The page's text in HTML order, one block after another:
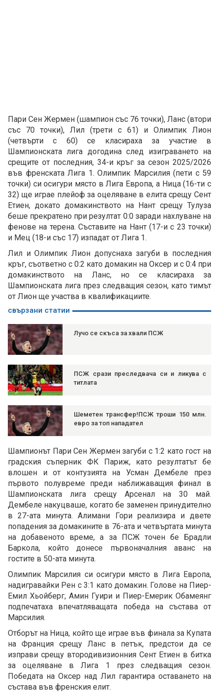
Пари Сен Жермен (шампион със 76 точки), Ланс (втори
със 70 точки), Лил (трети с 61) и Олимпик Лион
(четвърти с 60) се класираха за участие в
Шампионската лига догодина след изиграването на
срещите от последния, 34-и кръг за сезон 2025/2026
във френската Лига 1. Олимпик Марсилия (пети с 59
точки) си осигури място в Лига Европа, а Ница (16-ти с
32) ще играе плейоф за оцеляване в елита срещу Сент
Етиен, докато домакинството на Нант срещу Тулуза
беше прекратено при резултат 0:0 заради нахлуване на
фенове на терена. Съставите на Нант (17-и с 23 точки)
и Мец (18-и със 17) изпадат от Лига 1.
Лил и Олимпик Лион допуснаха загуби в последния
кръг, съответно с 0:2 като домакин на Оксер и с 0:4 при
домакинството на Ланс, но се класираха за
Шампионската лига през следващия сезон, като тимът
от Лион ще участва в квалификациите.
свързани статии
Лучо се скъса за хвали ПСЖ
ПСЖ срази преследвача си и ликува с
титлата
Шеметен трансфер!ПСЖ троши 150 млн.
евро за топ нападател
Шампионът Пари Сен Жермен загуби с 1:2 като гост на
градския съперник ФК Париж, като резултатът бе
влошен и от контузията на Усман Дембеле през
първото полувреме преди наближаващия финал в
Шампионската лига срещу Арсенал на 30 май.
Дембеле накуцваше, когато бе заменен принудително
в 27-ата минута. Алимани Гори реализира и двете
попадения за домакините в 76-ата и четвъртата минута
на добавеното време, а за ПСЖ точен бе Брадли
Баркола, който донесе първоначалния аванс на
гостите в 50-ата минута.
Олимпик Марсилия си осигури място в Лига Европа,
надигравайки Рен с 3:1 като домакин. Голове на Пиер-
Емил Хьойберг, Амин Гуири и Пиер-Емерик Обамеянг
подпечатаха впечатляващата победа на състава от
Марсилия.
Отборът на Ница, който ще играе във финала за Купата
на Франция срещу Ланс в петък, предстои да се
изправи срещу втородивизионния Сент Етиен в битка
за оцеляване в Лига 1 през следващия сезон.
Победата на Оксер над Лил гарантира оставането на
състава във френския елит.